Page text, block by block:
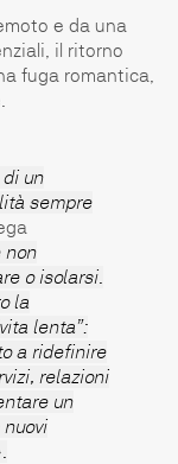
e da una
il ritorno
fuga romantica,
di un
sempre
non
o isolarsi.
la
lenta”:
a ridefinire
relazioni
un